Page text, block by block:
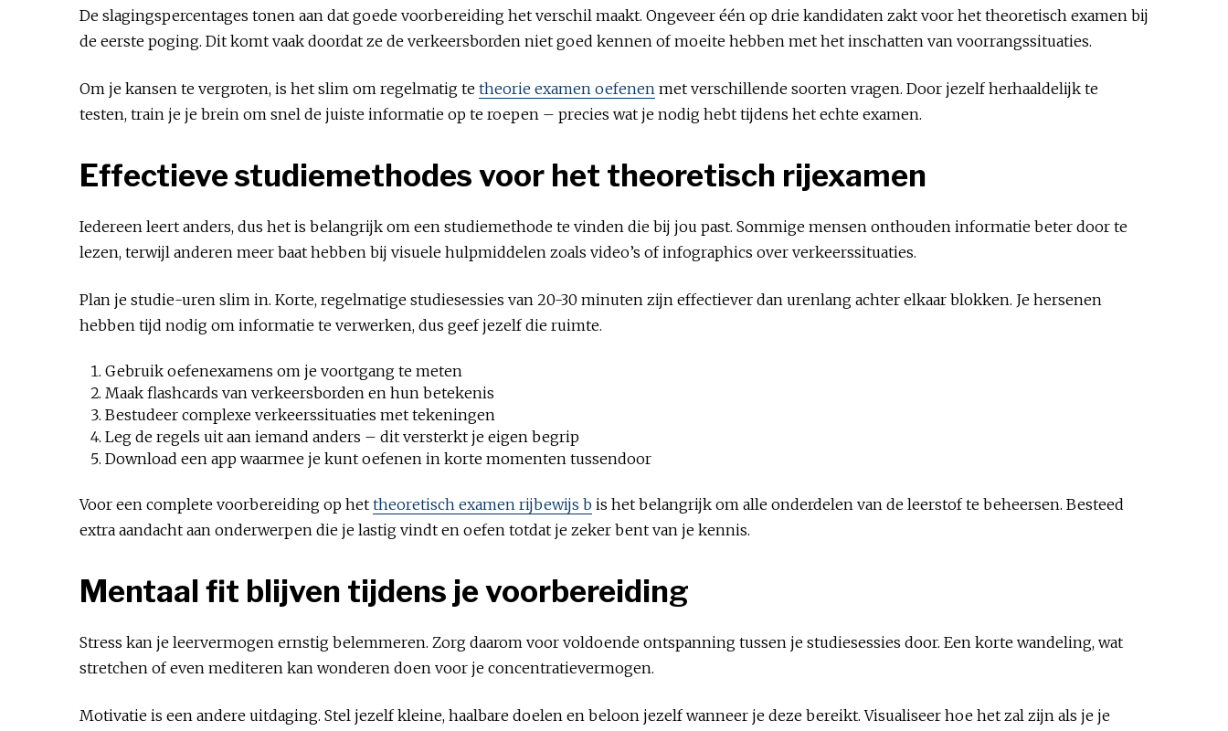
De slagingspercentages tonen aan dat goede voorbereiding het verschil maakt. Ongeveer één op drie kandidaten zakt voor het theoretisch examen bij
de eerste poging. Dit komt vaak doordat ze de verkeersborden niet goed kennen of moeite hebben met het inschatten van voorrangssituaties.
Om je kansen te vergroten, is het slim om regelmatig te theorie examen oefenen met verschillende soorten vragen. Door jezelf herhaaldelijk te
testen, train je je brein om snel de juiste informatie op te roepen – precies wat je nodig hebt tijdens het echte examen.
Effectieve studiemethodes voor het theoretisch rijexamen
Iedereen leert anders, dus het is belangrijk om een studiemethode te vinden die bij jou past. Sommige mensen onthouden informatie beter door te
lezen, terwijl anderen meer baat hebben bij visuele hulpmiddelen zoals video’s of infographics over verkeerssituaties.
Plan je studie-uren slim in. Korte, regelmatige studiesessies van 20-30 minuten zijn effectiever dan urenlang achter elkaar blokken. Je hersenen
hebben tijd nodig om informatie te verwerken, dus geef jezelf die ruimte.
Gebruik oefenexamens om je voortgang te meten
Maak flashcards van verkeersborden en hun betekenis
Bestudeer complexe verkeerssituaties met tekeningen
Leg de regels uit aan iemand anders – dit versterkt je eigen begrip
Download een app waarmee je kunt oefenen in korte momenten tussendoor
Voor een complete voorbereiding op het theoretisch examen rijbewijs b is het belangrijk om alle onderdelen van de leerstof te beheersen. Besteed
extra aandacht aan onderwerpen die je lastig vindt en oefen totdat je zeker bent van je kennis.
Mentaal fit blijven tijdens je voorbereiding
Stress kan je leervermogen ernstig belemmeren. Zorg daarom voor voldoende ontspanning tussen je studiesessies door. Een korte wandeling, wat
stretchen of even mediteren kan wonderen doen voor je concentratievermogen.
Motivatie is een andere uitdaging. Stel jezelf kleine, haalbare doelen en beloon jezelf wanneer je deze bereikt. Visualiseer hoe het zal zijn als je je